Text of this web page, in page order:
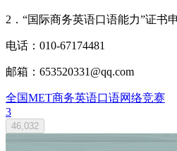
2．“国际商务英语口语能力”证书
电话：010-67174481
邮箱：653520331@qq.com
全国MET商务英语口语网络竞赛
3
46,032